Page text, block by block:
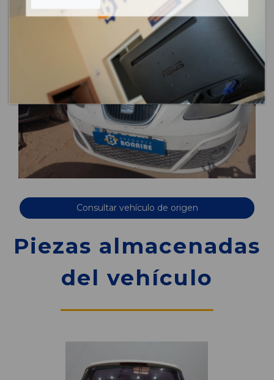
Consultar vehículo de origen
Piezas almacenadas
del vehículo